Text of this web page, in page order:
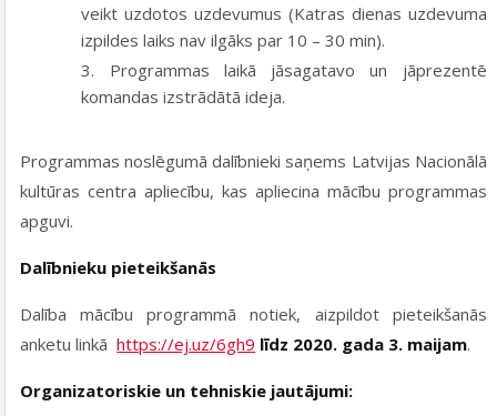
veikt uzdotos uzdevumus (Katras dienas uzdevuma
izpildes laiks nav ilgāks par 10 – 30 min).
Programmas laikā jāsagatavo un jāprezentē
komandas izstrādātā ideja.
Programmas noslēgumā dalībnieki saņems Latvijas Nacionālā
kultūras centra apliecību, kas apliecina mācību programmas
apguvi.
Dalībnieku pieteikšanās
Dalība mācību programmā notiek, aizpildot pieteikšanās
anketu linkāhttps://ej.uz/6gh9 līdz 2020. gada 3. maijam.
Organizatoriskie un tehniskie jautājumi: